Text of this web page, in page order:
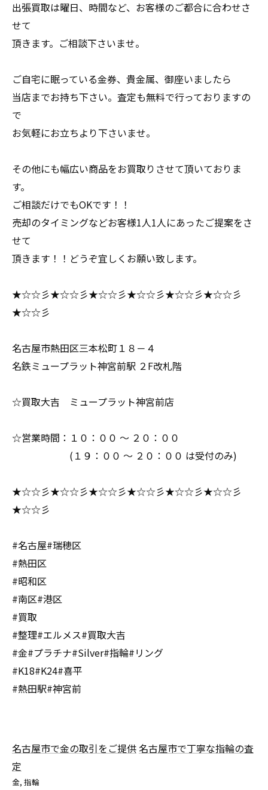
出張買取は曜日、時間など、お客様のご都合に合わせさ
せて
頂きます。ご相談下さいませ。
ご自宅に眠っている金券、貴金属、御座いましたら
当店までお持ち下さい。査定も無料で行っておりますの
で
お気軽にお立ちより下さいませ。
その他にも幅広い商品をお買取りさせて頂いておりま
す。
ご相談だけでもOKです！！
売却のタイミングなどお客様1人1人にあったご提案をさ
せて
頂きます！！どうぞ宜しくお願い致します。
★☆☆彡★☆☆彡★☆☆彡★☆☆彡★☆☆彡★☆☆彡
★☆☆彡
名古屋市熱田区三本松町１８－４
名鉄ミュープラット神宮前駅 ２F改札階
☆買取大吉 ミュープラット神宮前店
☆営業時間：１０：００ ～ ２０：００
(１９：００ ～ ２０：００ は受付のみ)
★☆☆彡★☆☆彡★☆☆彡★☆☆彡★☆☆彡★☆☆彡
★☆☆彡
#名古屋#瑞穂区
#熱田区
#昭和区
#南区#港区
#買取
#整理#エルメス#買取大吉
#金#プラチナ#Silver#指輪#リング
#K18#K24#喜平
#熱田駅#神宮前
名古屋市で金の取引をご提供 名古屋市で丁寧な指輪の査
定
金 指輪